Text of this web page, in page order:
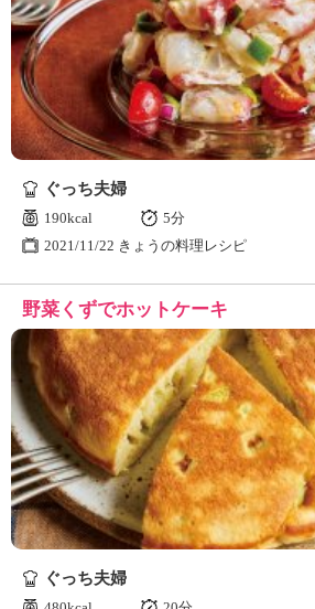
ぐっち夫婦
190kcal
5分
2021/11/22 きょうの料理レシピ
野菜くずでホットケーキ
ぐっち夫婦